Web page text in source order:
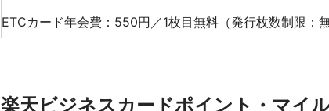
ETCカード年会費：550円／1枚目無料（発行枚数制限：無
楽天ビジネスカードポイント・マイ